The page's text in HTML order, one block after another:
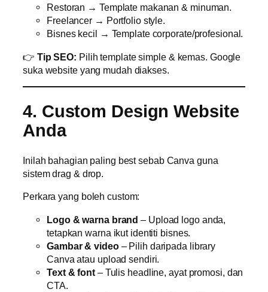
Restoran → Template makanan & minuman.
Freelancer → Portfolio style.
Bisnes kecil → Template corporate/profesional.
👉 Tip SEO: Pilih template simple & kemas. Google
suka website yang mudah diakses.
4. Custom Design Website
Anda
Inilah bahagian paling best sebab Canva guna
sistem drag & drop.
Perkara yang boleh custom:
Logo & warna brand – Upload logo anda,
tetapkan warna ikut identiti bisnes.
Gambar & video– Pilih daripada library
Canva atau upload sendiri.
Text & font– Tulis headline, ayat promosi, dan
CTA.